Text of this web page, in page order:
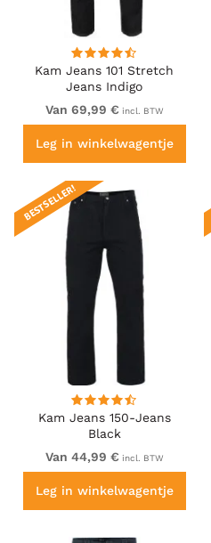
Kam Jeans 101 Stretch
Jeans Indigo
Van 69,99 € incl. BTW
Leg in winkelwagentje
Kam Jeans 150-Jeans
Black
BESTSELLER!
Van 44,99 € incl. BTW
Leg in winkelwagentje